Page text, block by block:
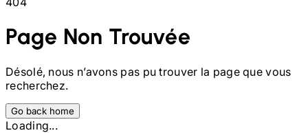
Page Non Trouvée
Désolé, nous n’avons pas pu trouver la page que vous
recherchez.
Go back home
Loading...